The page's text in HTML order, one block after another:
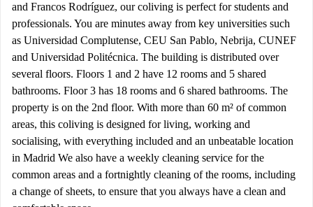
and Francos Rodríguez, our coliving is perfect for students and
professionals. You are minutes away from key universities such
as Universidad Complutense, CEU San Pablo, Nebrija, CUNEF
and Universidad Politécnica. The building is distributed over
several floors. Floors 1 and 2 have 12 rooms and 5 shared
bathrooms. Floor 3 has 18 rooms and 6 shared bathrooms. The
property is on the 2nd floor. With more than 60 m² of common
areas, this coliving is designed for living, working and
socialising, with everything included and an unbeatable location
in Madrid We also have a weekly cleaning service for the
common areas and a fortnightly cleaning of the rooms, including
a change of sheets, to ensure that you always have a clean and